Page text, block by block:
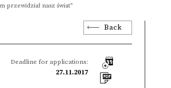
przewidział nasz świat"
Back
Deadline for applications:
27.11.2017